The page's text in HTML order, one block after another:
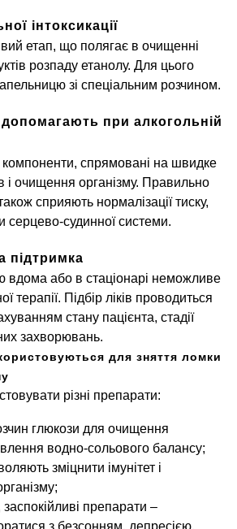
інтоксикації
етап, що полягає в очищенні
розпаду етанолу. Для цього
зі спеціальним розчином.
при алкогольній
компоненти, спрямовані на швидке
і очищення організму. Правильно
сприяють нормалізації тиску,
серцево-судинної системи.
підтримка
вдома або в стаціонарі неможливе
терапії. Підбір ліків проводиться
стану пацієнта, стадії
захворювань.
для зняття ломки
різні препарати:
глюкози для очищення
водно-сольового балансу;
зміцнити імунітет і
препарати –